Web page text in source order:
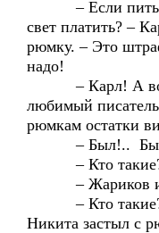
– Если пить
свет платить? –
рюмку. – Это
надо!
– Карл! А вот
любимый
рюмкам остатки
– Был!..
– Кто
– Жариков и
– Кто такие?
Никита застыл с